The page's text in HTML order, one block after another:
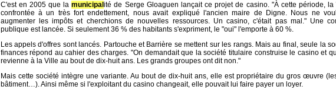
C'est en 2005 que lamunicipalité de Serge Gloaguen lançait ce projet de casino. "À cette période, la
confrontée à un très fort endettement, nous avait expliqué l'ancien maire de Digne. Nous ne
augmenter les impôts et cherchions de nouvelles ressources. Un casino, c'était pas mal." Une
publique est lancée. Si seulement 36 % des habitants s'expriment, le "oui" l'emporte à 60 %.
Les appels d'offres sont lancés. Partouche et Barrière se mettent sur les rangs. Mais au final, seule la
finances répond au cahier des charges. "On demandait que la société titulaire construise le casino et
revienne à la Ville au bout de dix-huit ans. Les grands groupes ont dit non."
Mais cette société intègre une variante. Au bout de dix-huit ans, elle est propriétaire du gros œuvre
bâtiment…). Ainsi même si l'exploitant du casino changeait, elle pouvait lui faire payer un loyer.